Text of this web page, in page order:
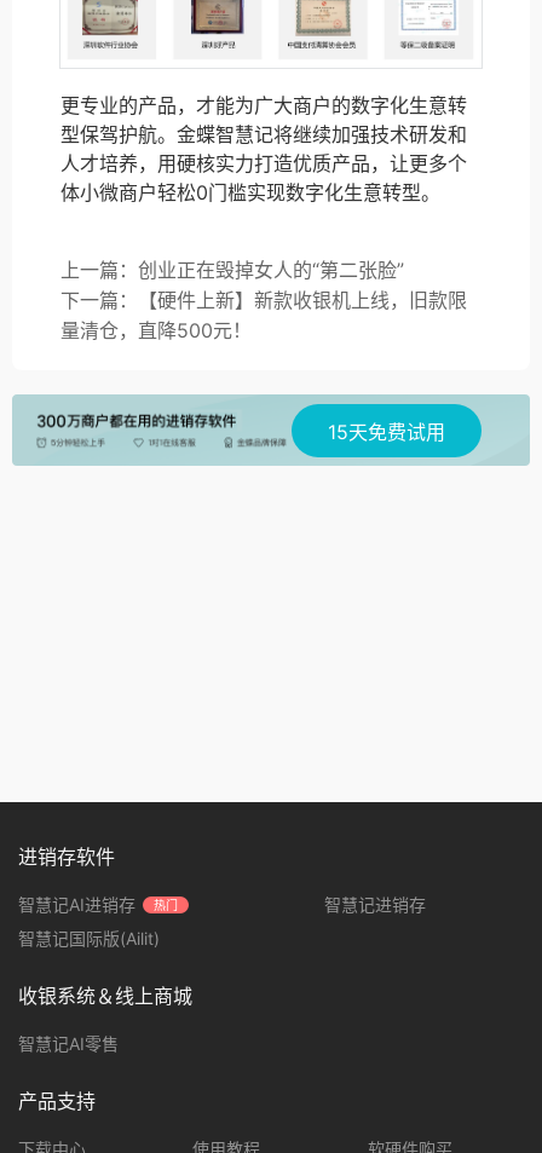
更专业的产品，才能为广大商户的数字化生意转
型保驾护航。金蝶智慧记将继续加强技术研发和
人才培养，用硬核实力打造优质产品，让更多个
体小微商户轻松0门槛实现数字化生意转型。
上一篇：创业正在毁掉女人的“第二张脸”
下一篇：【硬件上新】新款收银机上线，旧款限
量清仓，直降500元！
15天免费试用
进销存软件
智慧记AI进销存 热门
智慧记进销存
智慧记国际版(Ailit)
收银系统＆线上商城
智慧记AI零售
产品支持
下载中心 使用教程 软硬件购买